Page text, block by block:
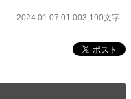
2024.01.07 01:003,190文字